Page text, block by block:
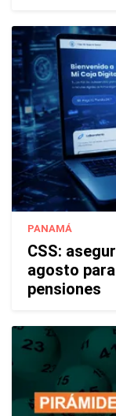
PANAMÁ
CSS:
agosto
pensiones